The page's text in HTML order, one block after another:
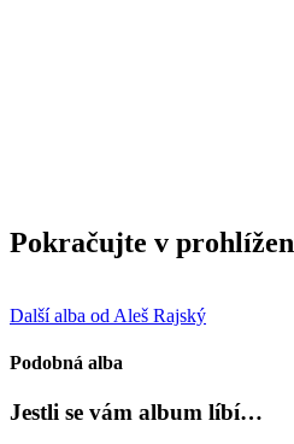
Pokračujte v
Další alba od Aleš Rajský
Podobná alba
Jestli se vám album líbí…